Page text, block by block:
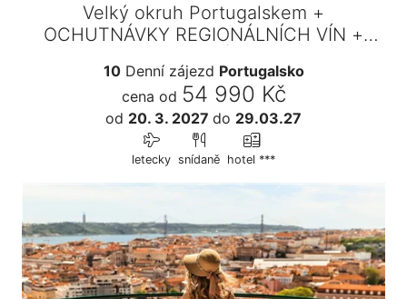
Velký okruh Portugalskem +
OCHUTNÁVKY REGIONÁLNÍCH VÍN +
10Denní zájezd Portugalsko
cena od 54 990 Kč
od 20. 3. 2027 do 29.03.27
letecky snídaně hotel ***